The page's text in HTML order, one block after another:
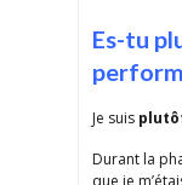
Es-tu
Je suis
Durant la